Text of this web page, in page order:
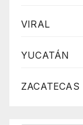
VIRAL
YUCATÁN
ZACATECAS